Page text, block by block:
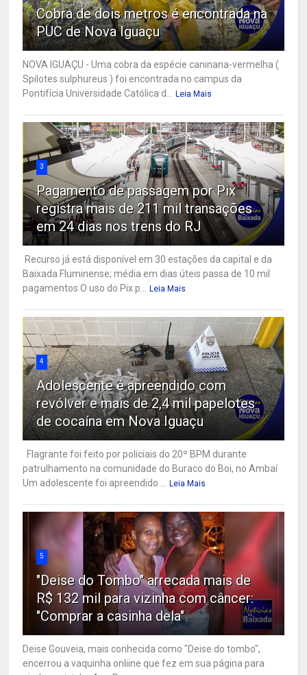
Cobra de dois metros é encontrada na
PUC de Nova Iguaçu
NOVA IGUAÇU - Uma cobra da espécie caninana-vermelha (
Spilotes sulphureus ) foi encontrada no campus da
Pontifícia Universidade Católica d...
Leia Mais
3
Pagamento de passagem por Pix
registra mais de 211 mil transações
em 24 dias nos trens do RJ
Recurso já está disponível em 30 estações da capital e da
Baixada Fluminense; média em dias úteis passa de 10 mil
pagamentos O uso do Pix p...
Leia Mais
4
Adolescente é apreendido com
revólver e mais de 2,4 mil papelotes
de cocaína em Nova Iguaçu
Flagrante foi feito por policiais do 20º BPM durante
patrulhamento na comunidade do Buraco do Boi, no Ambaí
Um adolescente foi apreendido ...
Leia Mais
5
"Deise do Tombo" arrecada mais de
R$ 132 mil para vizinha com câncer:
"Comprar a casinha dela"
Deise Gouveia, mais conhecida como "Deise do tombo",
encerrou a vaquinha onliine que fez em sua página para